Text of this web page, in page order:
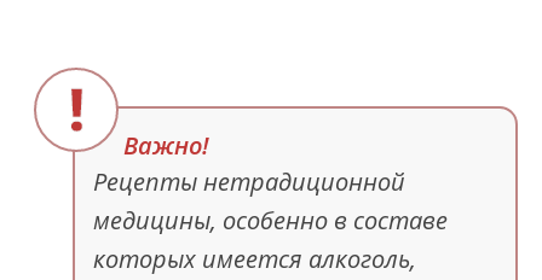
Рецепты нетрадиционной
медицины, особенно в составе
которых имеется алкоголь,